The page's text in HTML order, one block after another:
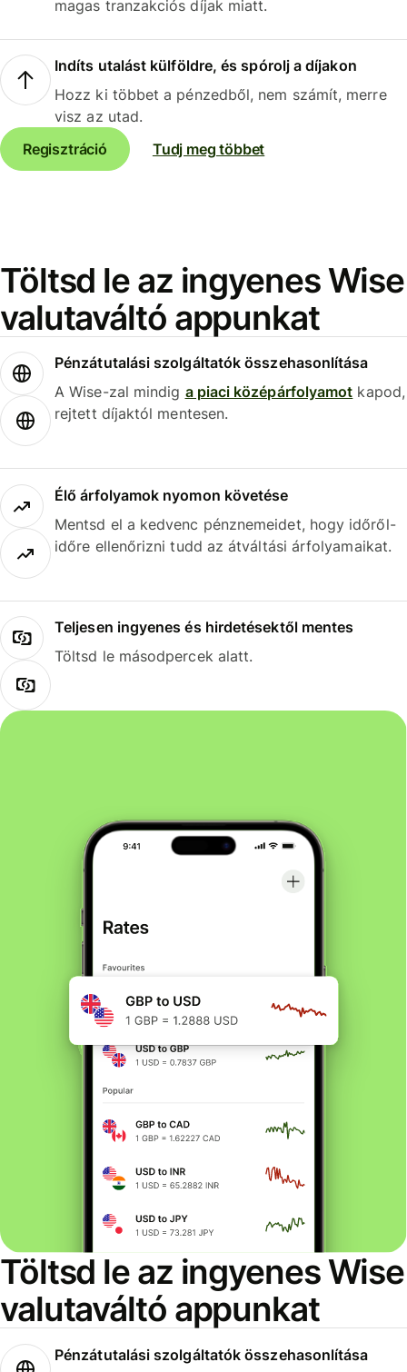
magas tranzakciós díjak miatt.
Indíts utalást külföldre, és spórolj a díjakon
Hozz ki többet a pénzedből, nem számít, merre
visz az utad.
Regisztráció
Tudj meg többet
Töltsd le az ingyenes Wise
valutaváltó appunkat
Pénzátutalási szolgáltatók összehasonlítása
A Wise-zal mindig a piaci középárfolyamot kapod,
rejtett díjaktól mentesen.
Élő árfolyamok nyomon követése
Mentsd el a kedvenc pénznemeidet, hogy időről-
időre ellenőrizni tudd az átváltási árfolyamaikat.
Teljesen ingyenes és hirdetésektől mentes
Töltsd le másodpercek alatt.
Töltsd le az ingyenes Wise
valutaváltó appunkat
Pénzátutalási szolgáltatók összehasonlítása